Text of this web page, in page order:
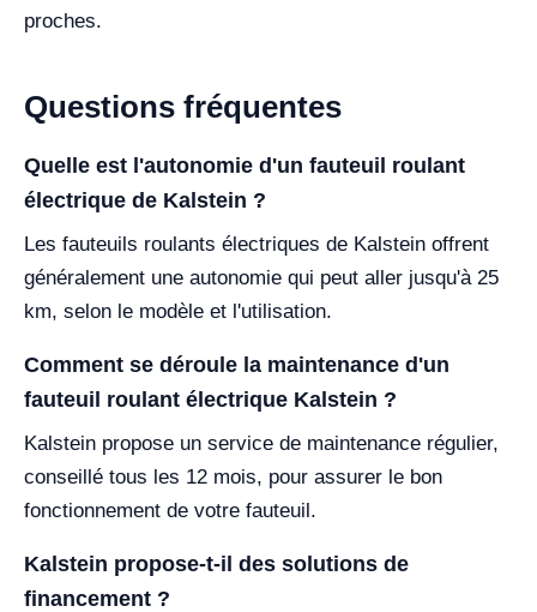
proches.
Questions fréquentes
Quelle est l'autonomie d'un fauteuil roulant
électrique de Kalstein ?
Les fauteuils roulants électriques de Kalstein offrent
généralement une autonomie qui peut aller jusqu'à 25
km, selon le modèle et l'utilisation.
Comment se déroule la maintenance d'un
fauteuil roulant électrique Kalstein ?
Kalstein propose un service de maintenance régulier,
conseillé tous les 12 mois, pour assurer le bon
fonctionnement de votre fauteuil.
Kalstein propose-t-il des solutions de
financement ?